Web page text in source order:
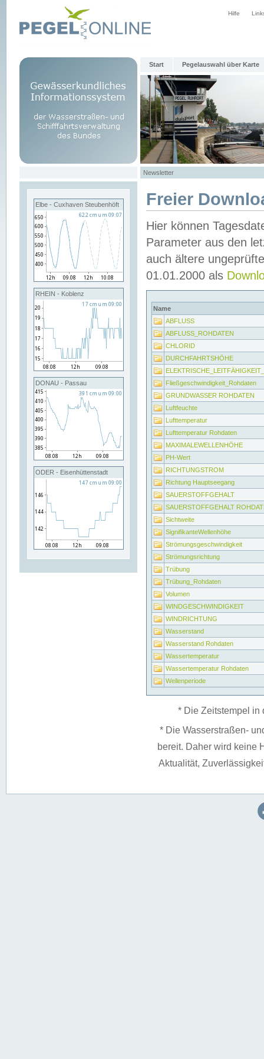
Hilfe
Start Pegelauswahl über Karte
Newsletter
Elbe - Cuxhaven Steubenhöft
RHEIN - Koblenz
DONAU - Passau
ODER - Eisenhüttenstadt
Freier
Hier können
Parameter aus den
auch ältere
01.01.2000 als
Name
ABFLUSS
ABFLUSS_ROHDATEN
CHLORID
DURCHFAHRTSHÖHE
Fließgeschwindigkeit_Rohdaten
GRUNDWASSER ROHDATEN
Luftfeuchte
Lufttemperatur
Lufttemperatur Rohdaten
MAXIMALEWELLENHÖHE
PH-Wert
RICHTUNGSTROM
Richtung Hauptseegang
SAUERSTOFFGEHALT
SAUERSTOFFGEHALT
Sichtweite
SignifikanteWellenhöhe
Strömungsgeschwindigkeit
Strömungsrichtung
Trübung
Trübung_Rohdaten
Volumen
WINDGESCHWINDIGKEIT
WINDRICHTUNG
Wasserstand
Wasserstand Rohdaten
Wassertemperatur
Wassertemperatur Rohdaten
Wellenperiode
* Die Zeitstempel in
* Die Wasserstraßen-
bereit. Daher wird keine
Aktualität,